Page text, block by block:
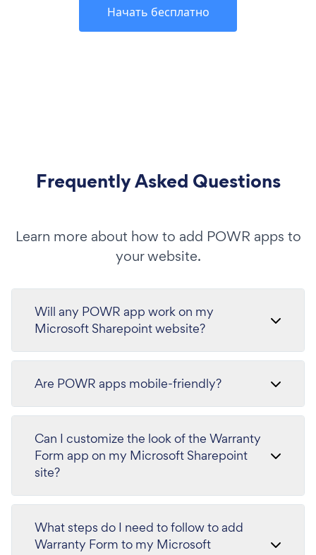
Начать бесплатно
Frequently Asked Questions
Learn more about how to add POWR apps to
your website.
Will any POWR app work on my
Microsoft Sharepoint website?
Are POWR apps mobile-friendly?
Can I customize the look of the Warranty
Form app on my Microsoft Sharepoint
site?
What steps do I need to follow to add
Warranty Form to my Microsoft